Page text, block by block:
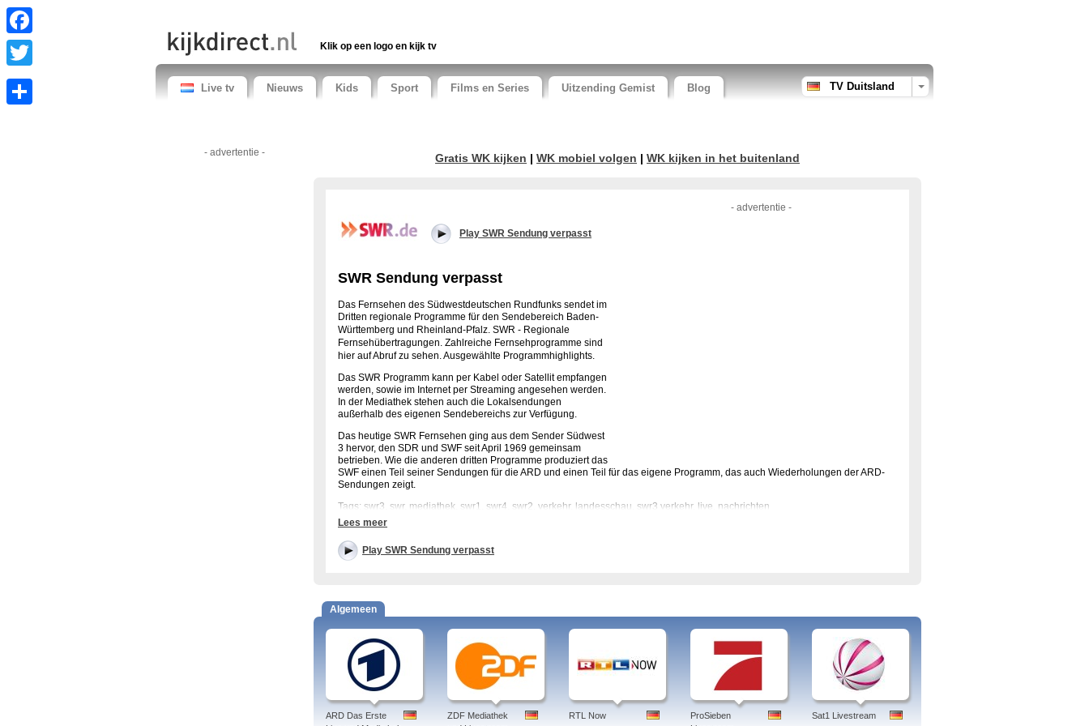
Facebook
Twitter
Klik op een logo en kijk tv
Live tv Nieuws Kids Sport Films en Series Uitzending Gemist Blog TV Duitsland
- advertentie - Gratis WK kijken | WK mobiel volgen | WK kijken in het buitenland
- advertentie -
Play SWR Sendung verpasst
SWR Sendung verpasst
Das Fernsehen des Südwestdeutschen Rundfunks sendet im
Dritten regionale Programme für den Sendebereich Baden-
Württemberg und Rheinland-Pfalz. SWR - Regionale
Fernsehübertragungen. Zahlreiche Fernsehprogramme sind
hier auf Abruf zu sehen. Ausgewählte Programmhighlights.
Das SWR Programm kann per Kabel oder Satellit empfangen
werden, sowie im Internet per Streaming angesehen werden.
In der Mediathek stehen auch die Lokalsendungen
außerhalb des eigenen Sendebereichs zur Verfügung.
Das heutige SWR Fernsehen ging aus dem Sender Südwest
3 hervor, den SDR und SWF seit April 1969 gemeinsam
betrieben. Wie die anderen dritten Programme produziert das
SWF einen Teil seiner Sendungen für die ARD und einen Teil für das eigene Programm, das auch Wiederholungen der ARD-
Sendungen zeigt.
Tags: swr3, swr, mediathek, swr1, swr4, swr2, verkehr, landesschau, swr3 verkehr, live, nachrichten
Das SWR Fernsehen sendet zu 70% ein gemeinsames Programm für beide Bundesländer aus Baden-Baden, während 30%
jeweils regional aus Stuttgart für Baden-Württemberg und aus Mainz für Rheinland-Pfalz gesendet wird. Per Internet Streaming
sind alle Sendungen in ganz Deutschland abrufbar.
Landesschau für Baden-Württemberg bzw. Rheinland-Pfalz, die Nachrichtensendungen für das jeweilige Bundesland
DASDING.tv, die Fernsehsendung zur beliebten Hörfunkreihe DAS DING im SWR für Kinder und Jugendliche, die vor
Sport im Dritten (BaWü) / Flutlicht (RP)
Die Fallers - eine Schwarzwaldfamilie, Soap um eine Familie aus dem Schwarzwald
Ich trage einen großen Namen, Ratesendung
Menschen der Woche, Talkshow mit Frank Elstner
Nachtcafé, Talkshow mit Wieland Backes
Eisenbahn-Romantik, die große Doku-Serie zu den schönsten Eisenbahnstrecken in Europa
Zur Karnevalszeit überträgt der SWR die großen Sitzungen aus Mainz wie den Klassiker "Mainz bleibt Mainz wie es
singt und lacht" und den Rosenmontagszug.
Lees meer
Play SWR Sendung verpasst
Algemeen
ARD Das Erste
ZDF Mediathek
RTL Now
ProSieben
Sat1 Livestream